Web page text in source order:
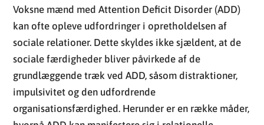
Voksne mænd med Attention Deficit Disorder (ADD)
kan ofte opleve udfordringer i opretholdelsen af
sociale relationer. Dette skyldes ikke sjældent, at de
sociale færdigheder bliver påvirkede af de
grundlæggende træk ved ADD, såsom distraktioner,
impulsivitet og den udfordrende
organisationsfærdighed. Herunder er en række måder,